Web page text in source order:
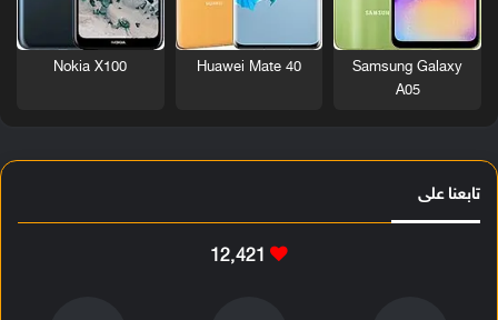
Samsung Galaxy
A05
Huawei Mate 40
Nokia X100
تابعنا على
12٬421